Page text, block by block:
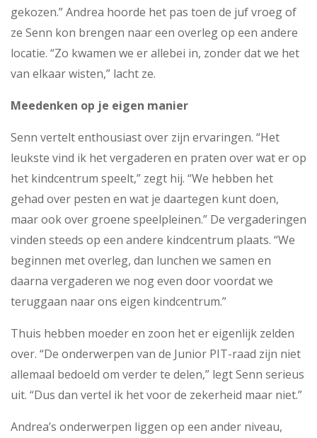
gekozen.” Andrea hoorde het pas toen de juf vroeg of
ze Senn kon brengen naar een overleg op een andere
locatie. “Zo kwamen we er allebei in, zonder dat we het
van elkaar wisten,” lacht ze.
Meedenken op je eigen manier
Senn vertelt enthousiast over zijn ervaringen. “Het
leukste vind ik het vergaderen en praten over wat er op
het kindcentrum speelt,” zegt hij. “We hebben het
gehad over pesten en wat je daartegen kunt doen,
maar ook over groene speelpleinen.” De vergaderingen
vinden steeds op een andere kindcentrum plaats. “We
beginnen met overleg, dan lunchen we samen en
daarna vergaderen we nog even door voordat we
teruggaan naar ons eigen kindcentrum.”
Thuis hebben moeder en zoon het er eigenlijk zelden
over. “De onderwerpen van de Junior PIT-raad zijn niet
allemaal bedoeld om verder te delen,” legt Senn serieus
uit. “Dus dan vertel ik het voor de zekerheid maar niet.”
Andrea’s onderwerpen liggen op een ander niveau,